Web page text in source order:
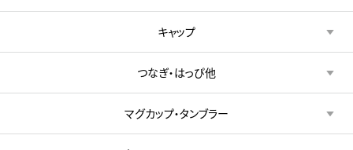
キャップ
つなぎ・はっぴ他
マグカップ・タンブラー